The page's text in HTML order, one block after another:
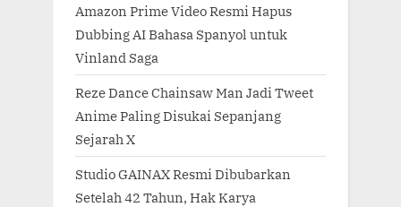
Amazon Prime Video Resmi Hapus
Dubbing AI Bahasa Spanyol untuk
Vinland Saga
Reze Dance Chainsaw Man Jadi Tweet
Anime Paling Disukai Sepanjang
Sejarah X
Studio GAINAX Resmi Dibubarkan
Setelah 42 Tahun, Hak Karya